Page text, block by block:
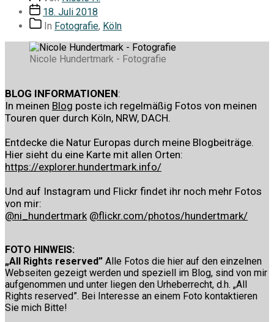
Veröffentlichungsdatum
18. Juli 2018
Kategorien
In Fotografie, Köln
Nicole Hundertmark - Fotografie
BLOG INFORMATIONEN:
In meinen Blog poste ich regelmäßig Fotos von meinen
Touren quer durch Köln, NRW, DACH.
Entdecke die Natur Europas durch meine Blogbeiträge.
Hier sieht du eine Karte mit allen Orten:
https://explorer.hundertmark.info/
Und auf Instagram und Flickr findet ihr noch mehr Fotos
von mir:
@ni_hundertmark @flickr.com/photos/hundertmark/
FOTO HINWEIS:
„All Rights reserved” Alle Fotos die hier auf den einzelnen
Webseiten gezeigt werden und speziell im Blog, sind von mir
aufgenommen und unter liegen den Urheberrecht, d.h. „All
Rights reserved”. Bei Interesse an einem Foto kontaktieren
Sie mich Bitte!